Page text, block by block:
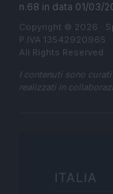
n.68 in data 01/03/
Copyright © 2026 ·
P.IVA 13542920965
All Rights Reserved
I contenuti sono
realizzati in
ITALIA